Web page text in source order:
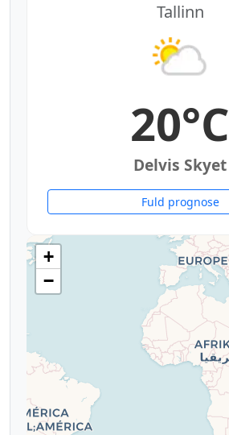
Tallinn
20°C
Delvis Skyet
Fuld prognose
+
−